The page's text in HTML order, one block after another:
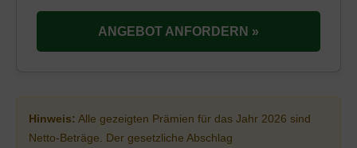
ANGEBOT ANFORDERN »
Hinweis: Alle gezeigten Prämien für das Jahr 2026 sind
Netto-Beträge. Der gesetzliche Abschlag